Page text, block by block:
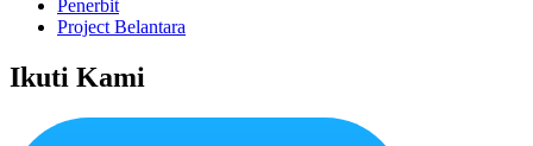
Penerbit
Project Belantara
Ikuti Kami